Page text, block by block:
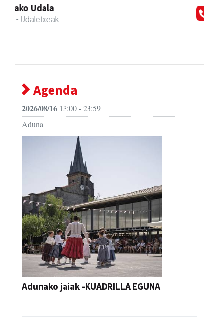
Bengoetxea autoeskola
Andoain - Autoeskolak
Agenda
2026/08/16 13:00 - 23:59
Aduna
Adunako jaiak -KUADRILLA EGUNA